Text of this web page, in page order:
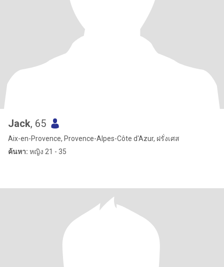
Jack, 65
Aix-en-Provence, Provence-Alpes-Côte d'Azur, ฝรั่งเศส
ค้นหา: หญิง 21 - 35